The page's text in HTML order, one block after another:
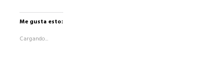
en
Facebook
en
Me gusta esto:
Cargando...